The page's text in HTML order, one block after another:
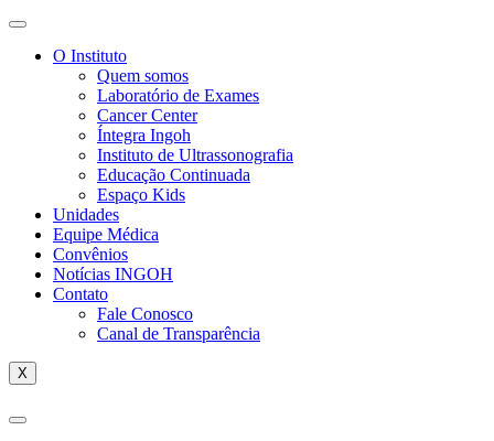
O Instituto
Quem somos
Laboratório de Exames
Cancer Center
Íntegra Ingoh
Instituto de Ultrassonografia
Educação Continuada
Espaço Kids
Unidades
Equipe Médica
Convênios
Notícias INGOH
Contato
Fale Conosco
Canal de Transparência
X